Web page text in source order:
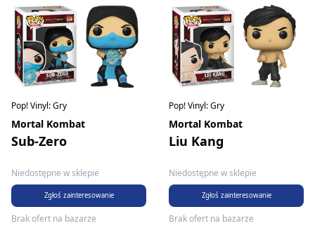
Pop! Vinyl: Gry
Mortal Kombat
Sub-Zero
Niedostępne w sklepie
Zgłoś zainteresowanie
Brak ofert na bazarze
Pop! Vinyl: Gry
Mortal Kombat
Liu Kang
Niedostępne w sklepie
Zgłoś zainteresowanie
Brak ofert na bazarze